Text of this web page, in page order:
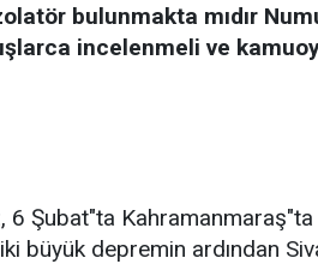
bulunmakta mıdır
incelenmeli ve
6 Şubat"ta Kahramanmaraş"ta
büyük depremin ardından